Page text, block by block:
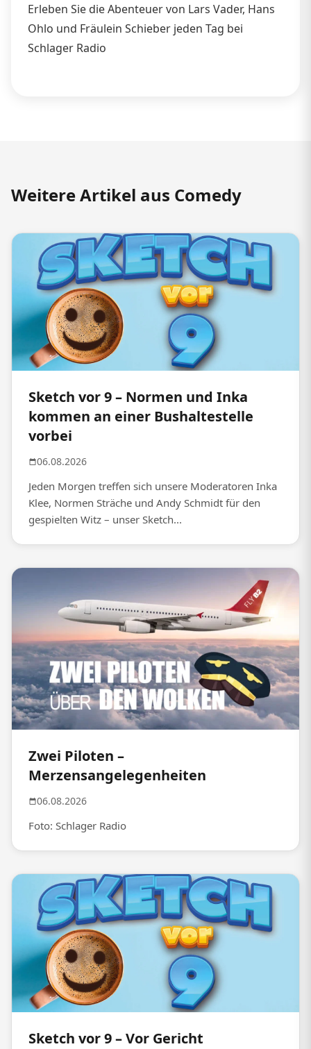
Erleben Sie die Abenteuer von Lars Vader, Hans
Ohlo und Fräulein Schieber jeden Tag bei
Schlager Radio
Weitere Artikel aus Comedy
Sketch vor 9 – Normen und Inka
kommen an einer Bushaltestelle
vorbei
06.08.2026
Jeden Morgen treffen sich unsere Moderatoren Inka
Klee, Normen Sträche und Andy Schmidt für den
gespielten Witz – unser Sketch...
Zwei Piloten –
Merzensangelegenheiten
06.08.2026
Foto: Schlager Radio
Sketch vor 9 – Vor Gericht